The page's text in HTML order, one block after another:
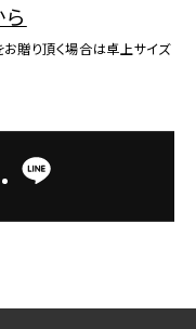
贈り頂く場合は卓上サイズ